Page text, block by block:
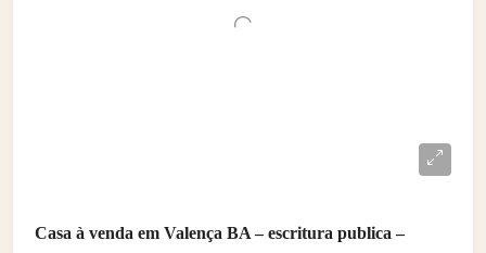
Casa à venda em Valença BA – escritura publica –